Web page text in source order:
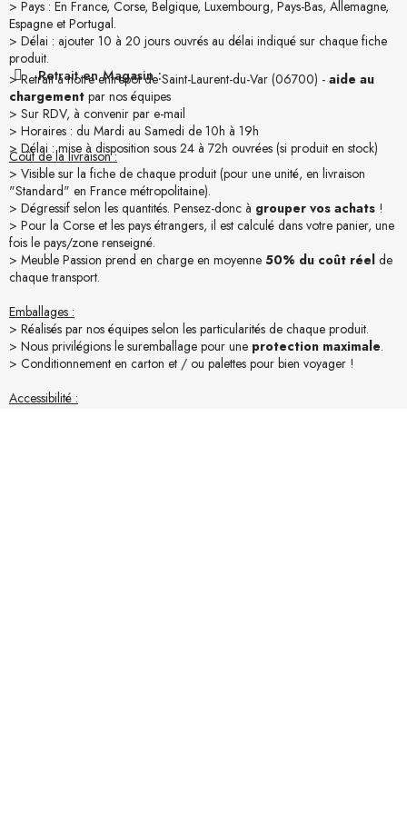
> Pays : En France, Corse, Belgique, Luxembourg, Pays-Bas, Allemagne,
Espagne et Portugal.
> Délai : ajouter 10 à 20 jours ouvrés au délai indiqué sur chaque fiche
produit.
Retrait en Magasin :
> Retrait à notre entrepôt de Saint-Laurent-du-Var (06700) - aide au
chargement par nos équipes
> Sur RDV, à convenir par e-mail
> Horaires : du Mardi au Samedi de 10h à 19h
> Délai : mise à disposition sous 24 à 72h ouvrées (si produit en stock)
Coût de la livraison :
> Visible sur la fiche de chaque produit (pour une unité, en livraison
"Standard" en France métropolitaine).
> Dégressif selon les quantités. Pensez-donc à grouper vos achats !
> Pour la Corse et les pays étrangers, il est calculé dans votre panier, une
fois le pays/zone renseigné.
> Meuble Passion prend en charge en moyenne 50% du coût réel de
chaque transport.
Emballages :
> Réalisés par nos équipes selon les particularités de chaque produit.
> Nous privilégions le suremballage pour une protection maximale.
> Conditionnement en carton et / ou palettes pour bien voyager !
Accessibilité :